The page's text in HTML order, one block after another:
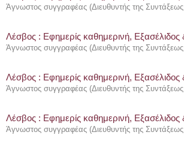
Άγνωστος συγγραφέας (Διευθυντής της
Λέσβος : Eφημερίς καθημερινή,
Άγνωστος συγγραφέας (Διευθυντής της
Λέσβος : Eφημερίς καθημερινή,
Άγνωστος συγγραφέας (Διευθυντής της
Λέσβος : Eφημερίς καθημερινή,
Άγνωστος συγγραφέας (Διευθυντής της